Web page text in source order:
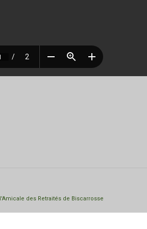
des Retraités de Biscarrosse